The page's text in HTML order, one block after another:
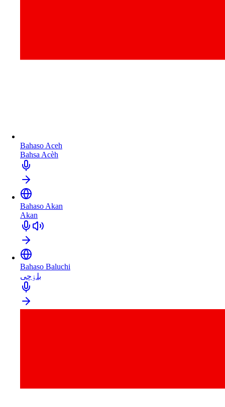
Bahaso Aceh
Bahsa Acèh
Bahaso Akan
Akan
Bahaso Baluchi
بلۏچی